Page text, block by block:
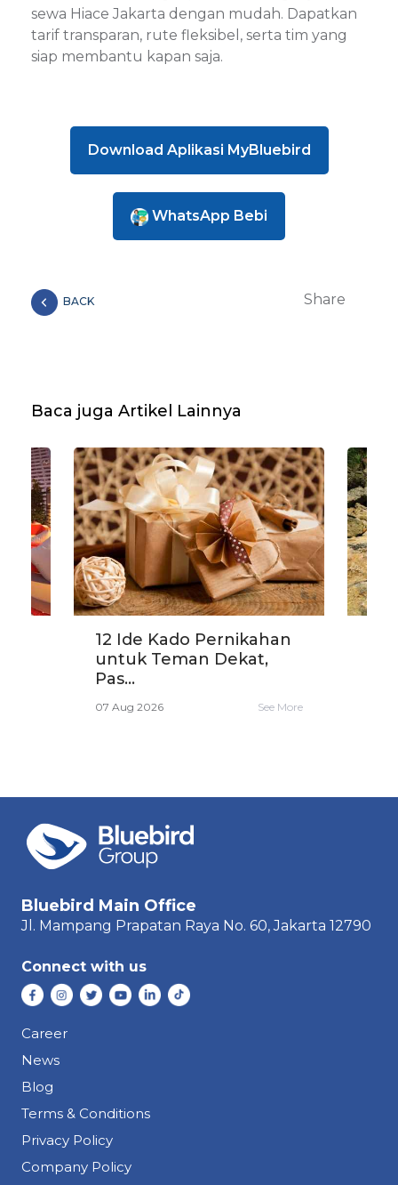
sewa Hiace Jakarta dengan mudah. Dapatkan
tarif transparan, rute fleksibel, serta tim yang
siap membantu kapan saja.
Download Aplikasi MyBluebird
WhatsApp Bebi
BACK Share
Baca juga Artikel Lainnya
12 Ide Kado Pernikahan
untuk Teman Dekat,
Pas...
07 Aug 2026 See More
Bluebird Main Office
Jl. Mampang Prapatan Raya No. 60,Jakarta 12790
Connect with us
Career
News
Blog
Terms & Conditions
Privacy Policy
Company Policy